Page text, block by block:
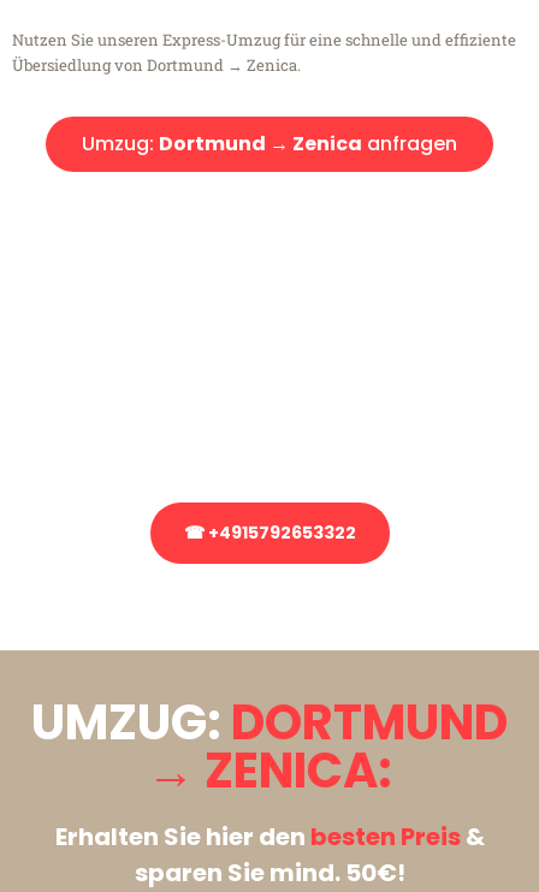
Nutzen Sie unseren Express-Umzug für eine schnelle und effiziente
Übersiedlung von Dortmund → Zenica.
Umzug: Dortmund → Zenica anfragen
☎ +4915792653322
UMZUG: DORTMUND
→ ZENICA:
Erhalten Sie hier den besten Preis&
sparen Sie mind. 50€!